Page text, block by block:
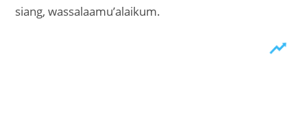
siang, wassalaamu’alaikum.